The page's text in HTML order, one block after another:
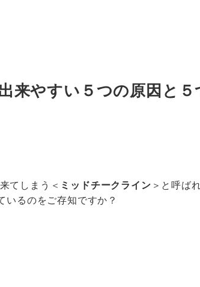
来やすい５つの原因と５
てしまう＜ ミッドチークライン ＞と呼ば
いるのをご存知ですか？